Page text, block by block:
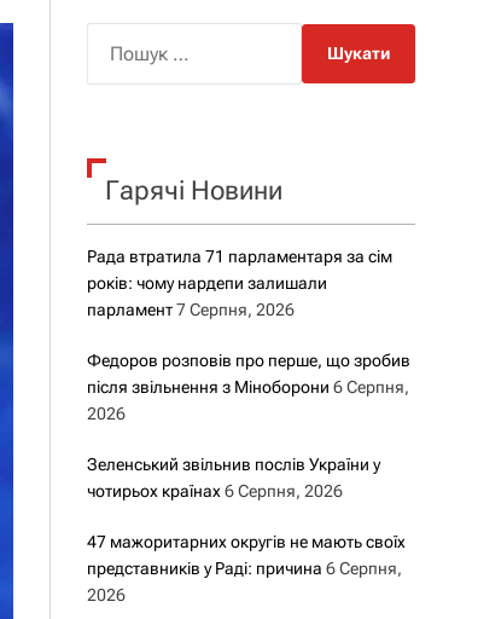
г
к
Гарячі Новини
Рада втратила 71 парламентаря за сім
років: чому нардепи залишали
парламент 7 Серпня, 2026
Федоров розповів про перше, що зробив
після звільнення з Міноборони 6 Серпня,
2026
Зеленський звільнив послів України у
чотирьох країнах 6 Серпня, 2026
47 мажоритарних округів не мають своїх
представників у Раді: причина 6 Серпня,
2026